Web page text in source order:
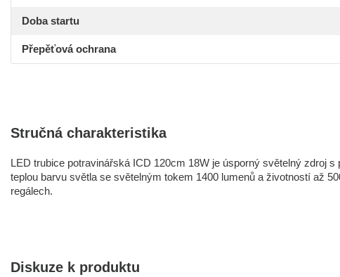
Doba startu
Přepěťová ochrana
Stručná charakteristika
LED trubice potravinářská ICD 120cm 18W je úsporný světelný zdroj
teplou barvu světla se světelným tokem 1400 lumenů a životností až
regálech.
Diskuze k produktu